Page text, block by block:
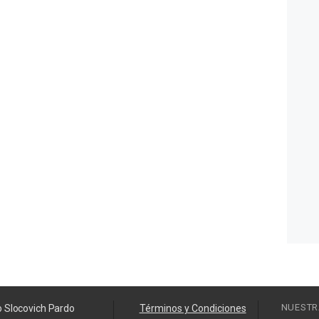
Slocovich Pardo Términos y Condiciones